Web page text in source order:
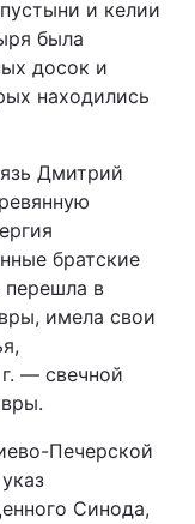
и келии
была
досок и
находились
Дмитрий
братские
перешла в
имела свои
— свечной
Печерской
Синода,